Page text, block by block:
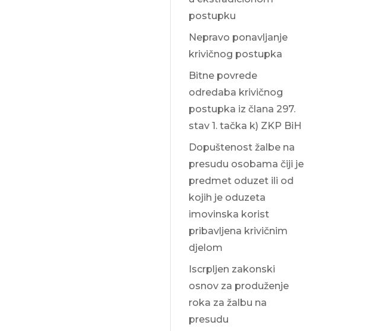
postupku
Nepravo ponavljanje
krivičnog postupka
Bitne povrede
odredaba krivičnog
postupka iz člana 297.
stav 1. tačka k) ZKP BiH
Dopuštenost žalbe na
presudu osobama čiji je
predmet oduzet ili od
kojih je oduzeta
imovinska korist
pribavljena krivičnim
djelom
Iscrpljen zakonski
osnov za produženje
roka za žalbu na
presudu